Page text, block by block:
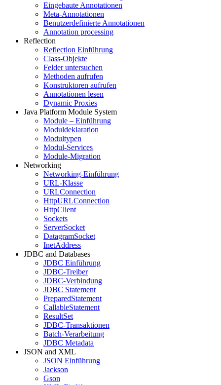
Eingebaute Annotationen
Meta-Annotationen
Benutzerdefinierte Annotationen
Annotation processing
Reflection
Reflection Einführung
Class-Objekte
Felder untersuchen
Methoden aufrufen
Konstruktoren aufrufen
Annotationen lesen
Dynamic Proxies
Java Platform Module System
Module – Einführung
Moduldeklaration
Modultypen
Modul-Services
Module-Migration
Networking
Networking-Einführung
URL-Klasse
URLConnection
HttpURLConnection
HttpClient
Sockets
ServerSocket
DatagramSocket
InetAddress
JDBC and Databases
JDBC Einführung
JDBC-Treiber
JDBC-Verbindung
JDBC Statement
PreparedStatement
CallableStatement
ResultSet
JDBC-Transaktionen
Batch-Verarbeitung
JDBC Metadata
JSON and XML
JSON Einführung
Jackson
Gson